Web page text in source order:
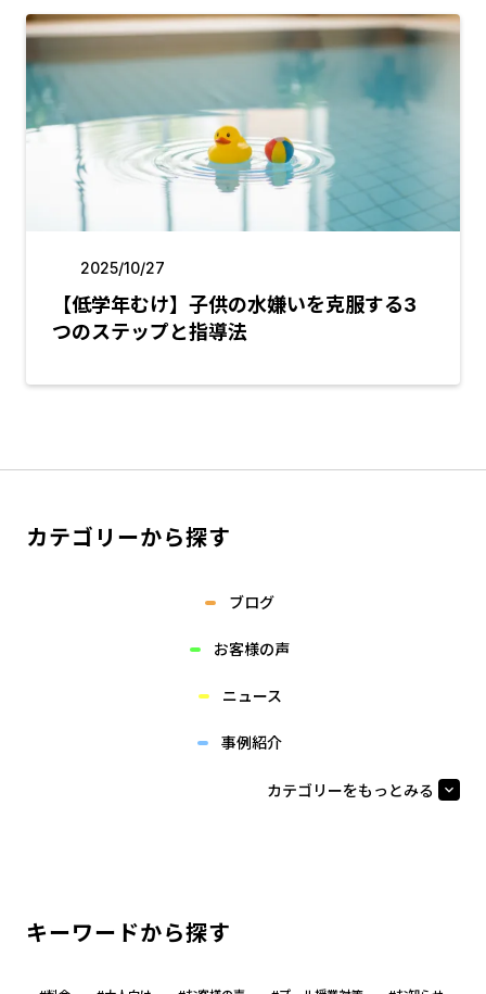
2025/10/27
【低学年むけ】子供の水嫌いを克服する3
つのステップと指導法
カテゴリーから探す
ブログ
お客様の声
ニュース
事例紹介
カテゴリーをもっとみる keyboard_arrow_down
キーワードから探す